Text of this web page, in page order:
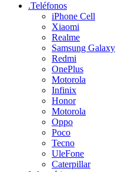
.Teléfonos
iPhone Cell
Xiaomi
Realme
Samsung Galaxy
Redmi
OnePlus
Motorola
Infinix
Honor
Motorola
Oppo
Poco
Tecno
UleFone
Caterpillar